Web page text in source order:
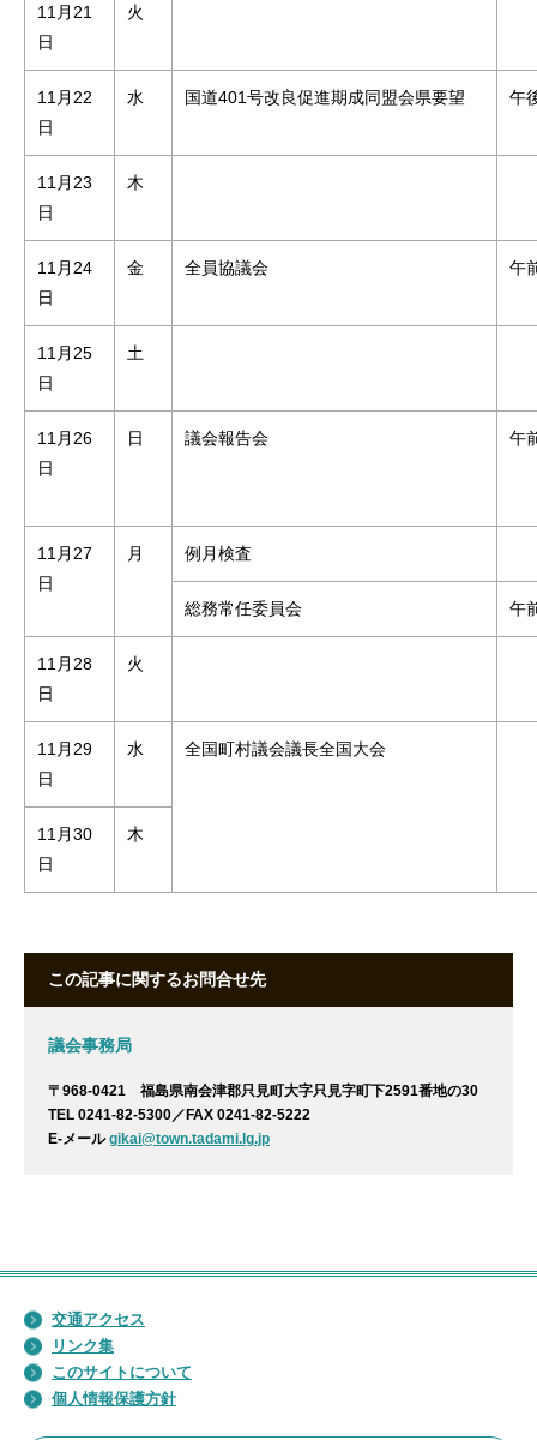
11月21
日
火
11月22
日
水 国道401号改良促進期成同盟会県要望 午
11月23
日
木
11月24
日
金 全員協議会 午
11月25
日
土
11月26
日
日 議会報告会 午
11月27
日
月 例月検査
総務常任委員会 午
11月28
日
火
11月29
日
水 全国町村議会議長全国大会
11月30
日
木
この記事に関するお問合せ先
議会事務局
〒968-0421 福島県南会津郡只見町大字只見字町下2591番地の30
TEL 0241-82-5300／FAX 0241-82-5222
E-メールgikai@town.tadami.lg.jp
交通アクセス
リンク集
このサイトについて
個人情報保護方針